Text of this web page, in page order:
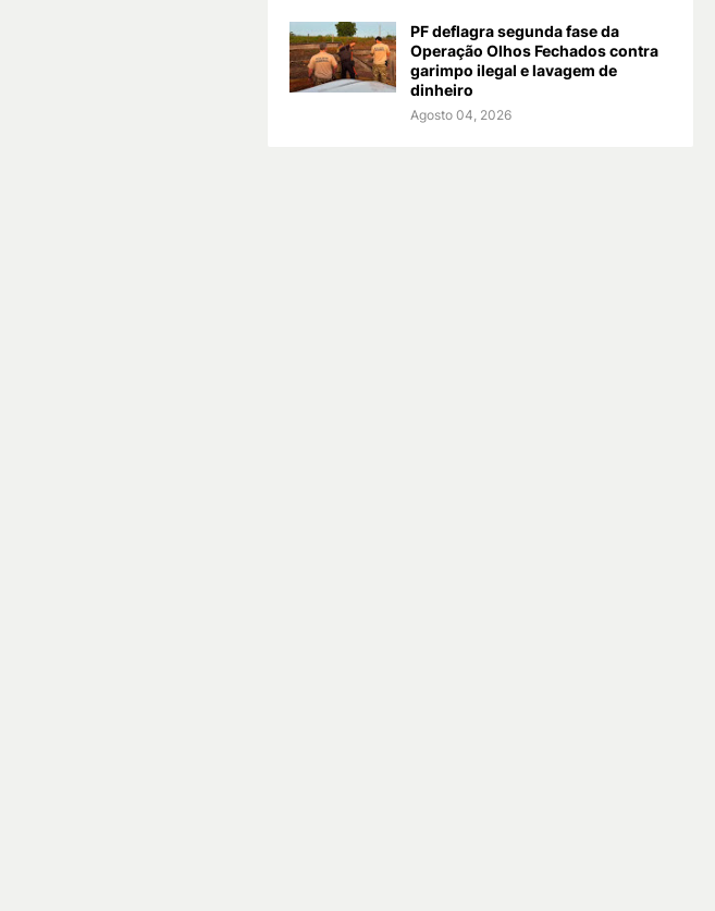
PF deflagra segunda fase da
Operação Olhos Fechados contra
garimpo ilegal e lavagem de
dinheiro
Agosto 04, 2026